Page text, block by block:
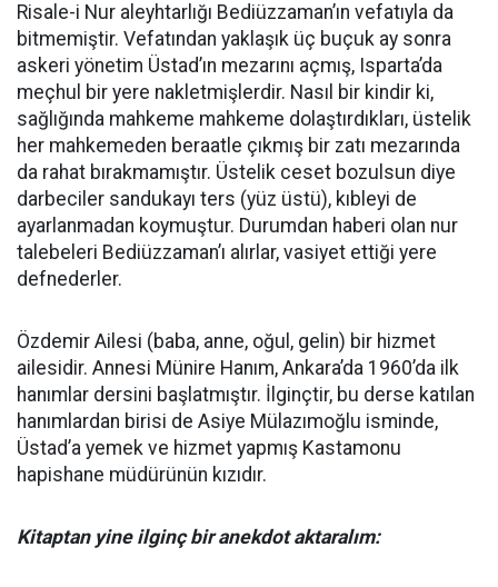
Risale-i Nur aleyhtarlığı Bediüzzaman’ın vefatıyla da
bitmemiştir. Vefatından yaklaşık üç buçuk ay sonra
askeri yönetim Üstad’ın mezarını açmış, Isparta’da
meçhul bir yere nakletmişlerdir. Nasıl bir kindir ki,
sağlığında mahkeme mahkeme dolaştırdıkları, üstelik
her mahkemeden beraatle çıkmış bir zatı mezarında
da rahat bırakmamıştır. Üstelik ceset bozulsun diye
darbeciler sandukayı ters (yüz üstü), kıbleyi de
ayarlanmadan koymuştur. Durumdan haberi olan nur
talebeleri Bediüzzaman’ı alırlar, vasiyet ettiği yere
defnederler.
Özdemir Ailesi (baba, anne, oğul, gelin) bir hizmet
ailesidir. Annesi Münire Hanım, Ankara’da 1960’da ilk
hanımlar dersini başlatmıştır. İlginçtir, bu derse katılan
hanımlardan birisi de Asiye Mülazımoğlu isminde,
Üstad’a yemek ve hizmet yapmış Kastamonu
hapishane müdürünün kızıdır.
Kitaptan yine ilginç bir anekdot aktaralım: